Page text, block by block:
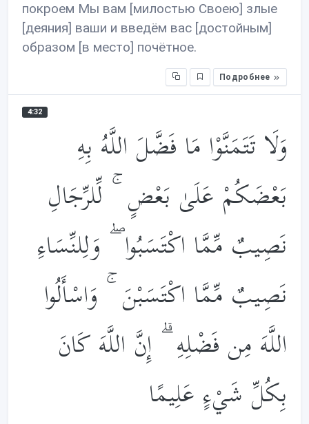
покроем Мы вам [милостью Своею] злые
[деяния] ваши и введём вас [достойным]
образом [в место] почётное.
Подробнее
4:32
وَلَا تَتَمَنَّوْا مَا فَضَّلَ اللَّهُ بِهِ
بَعْضَكُمْ عَلَىٰ بَعْضٍ ۚ لِّلرِّجَالِ
نَصِيبٌ مِّمَّا اكْتَسَبُوا ۖ وَلِلنِّسَاءِ
نَصِيبٌ مِّمَّا اكْتَسَبْنَ ۚ وَاسْأَلُوا
اللَّهَ مِن فَضْلِهِ ۗ إِنَّ اللَّهَ كَانَ
بِكُلِّ شَيْءٍ عَلِيمًا